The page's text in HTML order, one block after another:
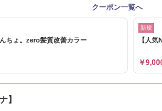
クーポン一覧へ
ちょ。zero髪質改善カラー
新規
【人
￥
】